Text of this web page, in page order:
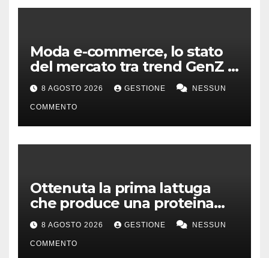
Moda e-commerce, lo stato
del mercato tra trend GenZ e
second hand
8 AGOSTO 2026 GESTIONE NESSUN
COMMENTO
Ottenuta la prima lattuga
che produce una proteina
chiave della carne
8 AGOSTO 2026 GESTIONE NESSUN
COMMENTO